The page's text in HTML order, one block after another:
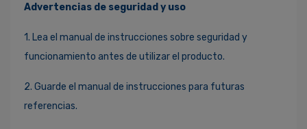
Advertencias de seguridad y uso
1. Lea el manual de instrucciones sobre seguridad y
funcionamiento antes de utilizar el producto.
2. Guarde el manual de instrucciones para futuras
referencias.